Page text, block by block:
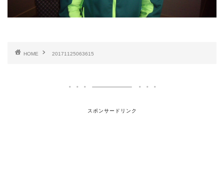
HOME 20171125063615
スポンサードリンク